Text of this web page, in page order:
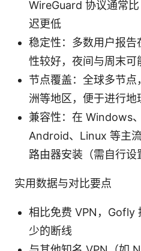
WireGuard 协议通常
迟更低
稳定性：多数用户报
性较好，夜间与周末
节点覆盖：全球多节
洲等地区，便于进行地
兼容性：在 Windows
Android、Linux 等主
路由器安装（需自行设
实用数据与对比要点
相比免费 VPN，Gofly
少的断线